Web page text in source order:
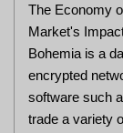
The Economy
Market's
Bohemia is a
encrypted
software such
trade a variety